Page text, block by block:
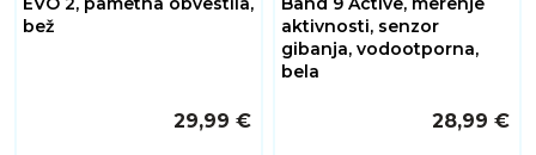
bež
29,99 €
aktivnosti, senzor
gibanja, vodootporna,
bela
28,99 €